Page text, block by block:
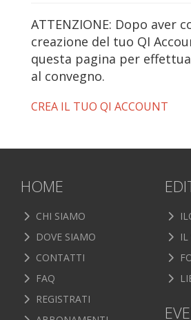
ATTENZIONE: Dopo aver
creazione del tuo QI
questa pagina per
al convegno.
CREA IL TUO QI ACCOUNT
HOME
CHI SIAMO
DOVE SIAMO
CONTATTI
FAQ
REGISTRATI